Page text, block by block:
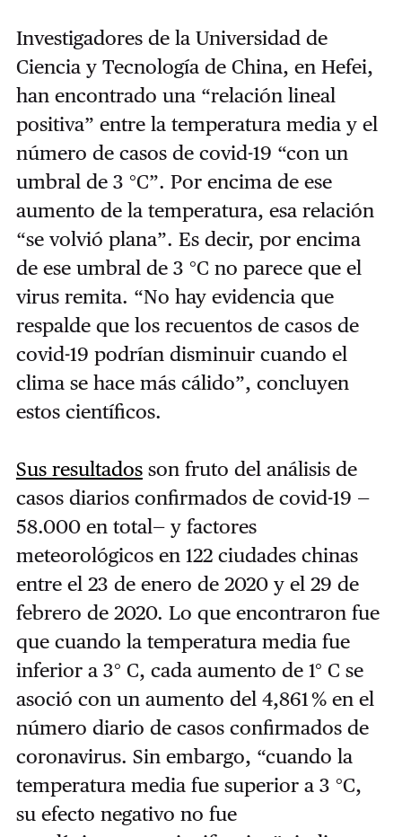
Investigadores de la Universidad de
Ciencia y Tecnología de China, en Hefei,
han encontrado una “relación lineal
positiva” entre la temperatura media y el
número de casos de covid-19 “con un
umbral de 3 °C”. Por encima de ese
aumento de la temperatura, esa relación
“se volvió plana”. Es decir, por encima
de ese umbral de 3 °C no parece que el
virus remita. “No hay evidencia que
respalde que los recuentos de casos de
covid-19 podrían disminuir cuando el
clima se hace más cálido”, concluyen
estos científicos.
Sus resultadosson fruto del análisis de
casos diarios confirmados de covid-19 —
58.000 en total— y factores
meteorológicos en 122 ciudades chinas
entre el 23 de enero de 2020 y el 29 de
febrero de 2020. Lo que encontraron fue
que cuando la temperatura media fue
inferior a 3° C, cada aumento de 1° C se
asoció con un aumento del 4,861 % en el
número diario de casos confirmados de
coronavirus. Sin embargo, “cuando la
temperatura media fue superior a 3 °C,
su efecto negativo no fue